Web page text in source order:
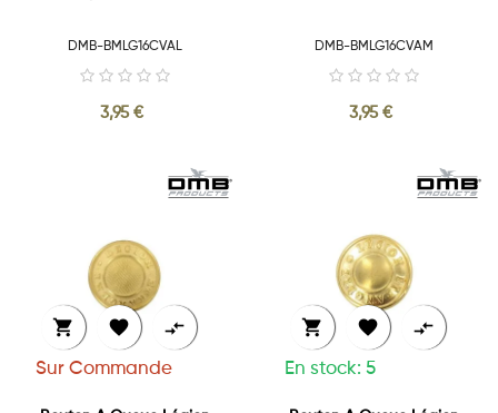
DMB-BMLG16CVAL
3,95 €
DMB-BMLG16CVAM
3,95 €
Sur Commande
  
En stock: 5
  